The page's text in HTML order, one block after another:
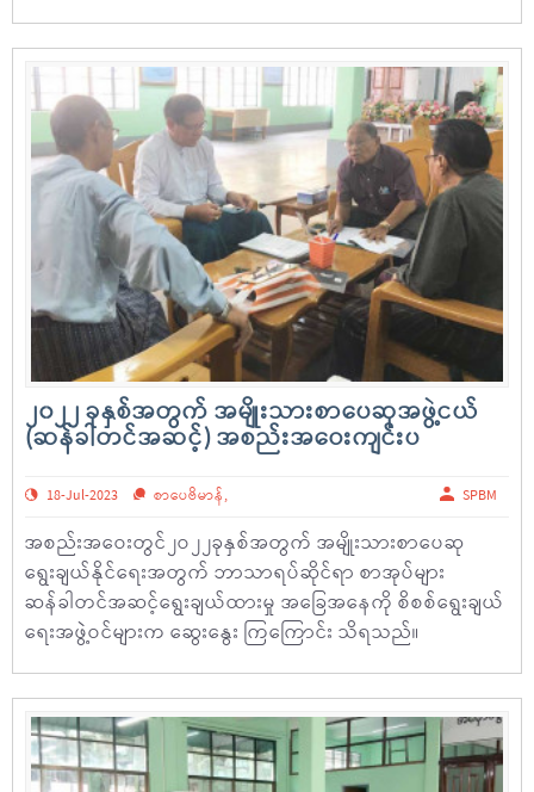
၂၀၂၂ ခုနှစ်အတွက် အမျိုးသားစာပေဆုအဖွဲ့ငယ်
(ဆန်ခါတင်အဆင့်) အစည်းအဝေးကျင်းပ
18-Jul-2023 စာပေဗိမာန်, SPBM
အစည်းအဝေးတွင်၂ဝ၂၂ခုနှစ်အတွက် အမျိုးသားစာပေဆု
ရွေးချယ်နိုင်ရေးအတွက် ဘာသာရပ်ဆိုင်ရာ စာအုပ်များ
ဆန်ခါတင်အဆင့်ရွေးချယ်ထားမှု အခြေအနေကို စိစစ်ရွေးချယ်
ရေးအဖွဲ့ဝင်များက ဆွေးနွေး ကြကြောင်း သိရသည်။